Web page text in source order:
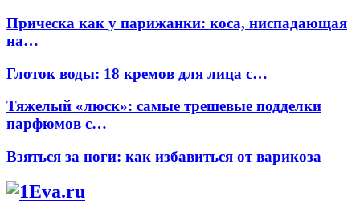
Прическа как у парижанки: коса, ниспадающая
на…
Глоток воды: 18 кремов для лица с…
Тяжелый «люск»: самые трешевые подделки
парфюмов с…
Взяться за ноги: как избавиться от варикоза